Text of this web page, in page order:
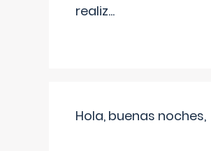
realiz...
Hola, buenas noches,